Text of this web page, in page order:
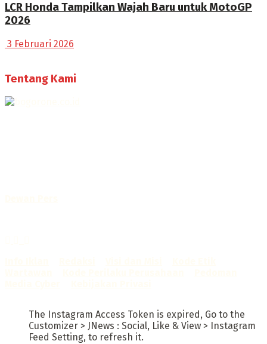
LCR Honda Tampilkan Wajah Baru untuk MotoGP
2026
3 Februari 2026
Tentang Kami
The Instagram Access Token is expired, Go to the
Customizer > JNews : Social, Like & View > Instagram
Feed Setting, to refresh it.